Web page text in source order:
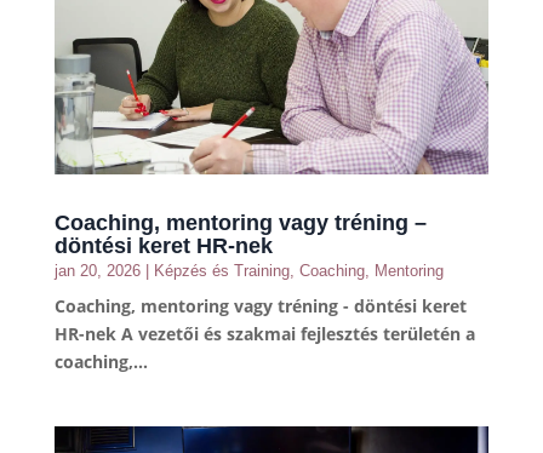
Coaching, mentoring vagy tréning –
döntési keret HR-nek
jan 20, 2026| Képzés és Training, Coaching, Mentoring
Coaching, mentoring vagy tréning - döntési keret
HR-nek A vezetői és szakmai fejlesztés területén a
coaching,...